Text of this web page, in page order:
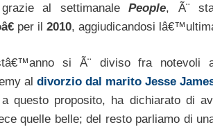
grazie al settimanalePeople, Ã¨
per il 2010, aggiudicandosi
si Ã¨ diviso fra notevoli
al divorzio dal marito Jesse
questo proposito, ha dichiarato di
quelle belle; del resto parliamo di